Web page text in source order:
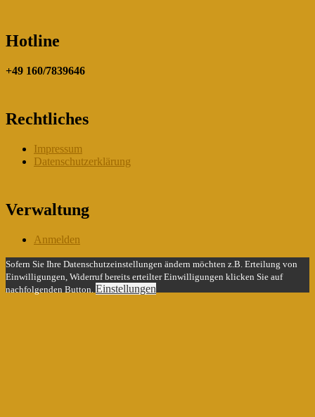
Hotline
+49 160/7839646
Rechtliches
Impressum
Datenschutzerklärung
Verwaltung
Anmelden
Sofern Sie Ihre Datenschutzeinstellungen ändern möchten z.B. Erteilung von
Einwilligungen, Widerruf bereits erteilter Einwilligungen klicken Sie auf
nachfolgenden Button. Einstellungen